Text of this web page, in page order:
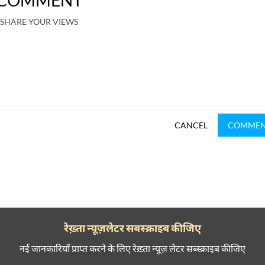
SHARE YOUR VIEWS
CANCEL
रेख़्ता न्यूज़लेटर सबस्क्राइब कीजिए
नई जानकारियाँ प्राप्त करने के लिए रेख़्ता न्यूज़ लेटर सब्स्क्राइब कीजिए